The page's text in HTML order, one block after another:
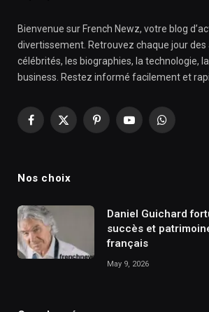
Bienvenue sur French Newz, votre blog
divertissement. Retrouvez chaque jour des
célébrités, les biographies, la technologie,
business. Restez informé facilement et
Facebook
X
PinterestYouTubeWhatsApp
Nos choix
Daniel Guichard
succès et
français
May 9, 2026